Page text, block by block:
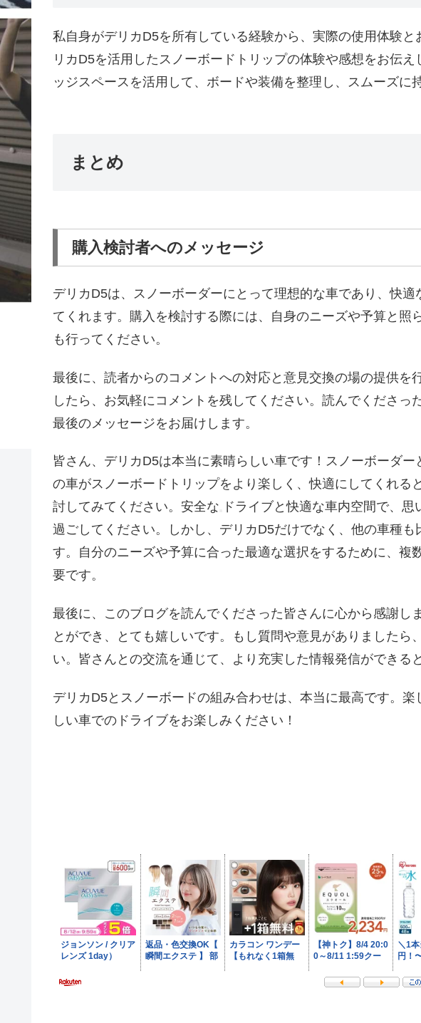
私自身がデリカD5を所有している経験から、実際の使用体験
リカD5を活用したスノーボードトリップの体験や感想をお伝
ッジスペースを活用して、ボードや装備を整理し、スムーズに
まとめ
購入検討者へのメッセージ
デリカD5は、スノーボーダーにとって理想的な車であり、快
てくれます。購入を検討する際には、自身のニーズや予算と照
も行ってください。
最後に、読者からのコメントへの対応と意見交換の場の提供を
したら、お気軽にコメントを残してください。読んでくださっ
最後のメッセージをお届けします。
皆さん、デリカD5は本当に素晴らしい車です！スノーボーダ
の車がスノーボードトリップをより楽しく、快適にしてくれる
討してみてください。安全な ドライブと快適な車内空間で、
過ごしてください。しかし、デリカD5だけでなく、他の車種も
す。自分のニーズや予算に合った最適な選択をするために、複
要です。
最後に、このブログを読んでくださった皆さんに心から感謝し
とができ、とても嬉しいです。もし質問や意見がありましたら
い。皆さんとの交流を通じて、より充実した情報発信ができる
デリカD5とスノーボードの組み合わせは、本当に最高です。
しい車でのドライブをお楽しみください！